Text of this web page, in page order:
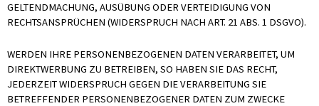
GELTENDMACHUNG, AUSÜBUNG ODER VERTEIDIGUNG VON
RECHTSANSPRÜCHEN (WIDERSPRUCH NACH ART. 21 ABS. 1 DSGVO).
WERDEN IHRE PERSONENBEZOGENEN DATEN VERARBEITET, UM
DIREKTWERBUNG ZU BETREIBEN, SO HABEN SIE DAS RECHT,
JEDERZEIT WIDERSPRUCH GEGEN DIE VERARBEITUNG SIE
BETREFFENDER PERSONENBEZOGENER DATEN ZUM ZWECKE